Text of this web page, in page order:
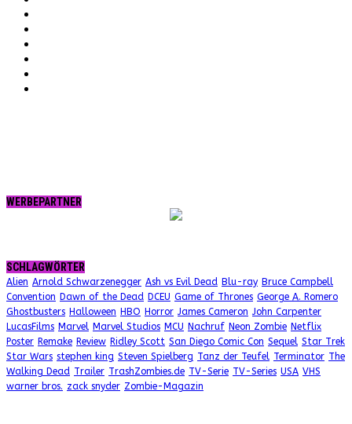
WERBEPARTNER
SCHLAGWÖRTER
Alien Arnold Schwarzenegger Ash vs Evil Dead Blu-ray Bruce Campbell
Convention Dawn of the Dead DCEU Game of Thrones George A. Romero
Ghostbusters Halloween HBO Horror James Cameron John Carpenter
LucasFilms Marvel Marvel Studios MCU Nachruf Neon Zombie Netflix
Poster Remake Review Ridley Scott San Diego Comic Con Sequel Star Trek
Star Wars stephen king Steven Spielberg Tanz der Teufel Terminator The
Walking Dead Trailer TrashZombies.de TV-Serie TV-Series USA VHS
warner bros. zack snyder Zombie-Magazin